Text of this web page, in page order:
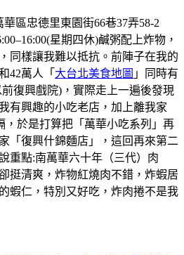
區忠德里東園街66巷37弄58-2
星期四休)鹹粥配上炸物，
同樣讓我難以抵抗。前陣子在我的
42萬人「 大台北美食地圖 」同時有
復興戲院)，實際走上一遍後發現
有興趣的小吃老店，加上離我家
，於是打算把「萬華小吃系列」再
「復興什錦麵店」，這回再來第二
重點:南萬華六十年（三代）肉
挺清爽，炸物紅燒肉不錯，炸蝦居
蝦仁，特別又好吃，炸肉捲不是我